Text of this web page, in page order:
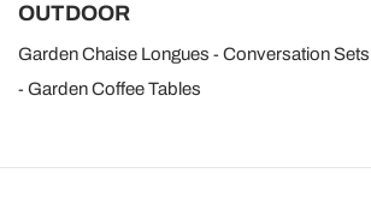
OUTDOOR
Garden Chaise Longues Conversation Sets
Garden Coffee Tables